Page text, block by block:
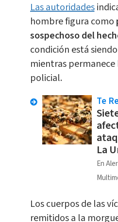
Las autoridades
hombre figura como
sospechoso del
condición está
mientras
policial.
Te
La
En
Los cuerpos de las
remitidos a la